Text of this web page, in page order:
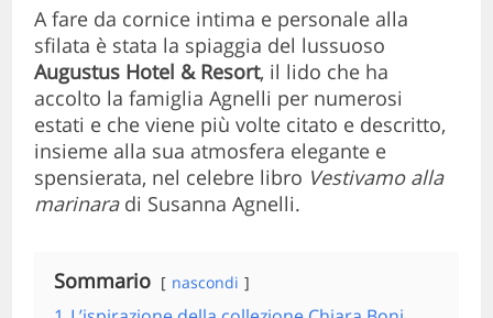
A fare da cornice intima e personale alla
sfilata è stata la spiaggia del lussuoso
Augustus Hotel & Resort, il lido che ha
accolto la famiglia Agnelli per numerosi
estati e che viene più volte citato e descritto,
insieme alla sua atmosfera elegante e
spensierata, nel celebre libro Vestivamo alla
marinaradi Susanna Agnelli.
Sommario nascondi